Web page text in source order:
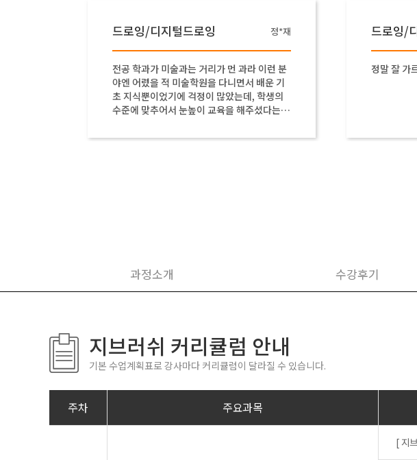
드로잉/디지털드로잉 정*재
전공 학과가 미술과는 거리가 먼 과라 이런 분
야엔 어렸을 적 미술학원을 다니면서 배운 기
초 지식뿐이었기에 걱정이 많았는데, 학생의
수준에 맞추어서 눈높이 교육을 해주셨다는
이었습니다
드로잉/
정말 잘 가
과정소개 수강후기
지브러쉬 커리큘럼 안내
기본 수업계획표로 강사마다 커리큘럼이 달라질 수 있습니다.
주차 주요과목
[ 지